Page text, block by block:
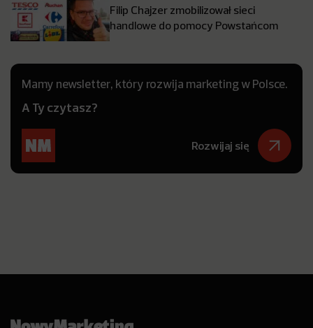
Filip Chajzer zmobilizował sieci
handlowe do pomocy Powstańcom
Mamy newsletter, który rozwija marketing w Polsce.
A Ty czytasz?
Rozwijaj się